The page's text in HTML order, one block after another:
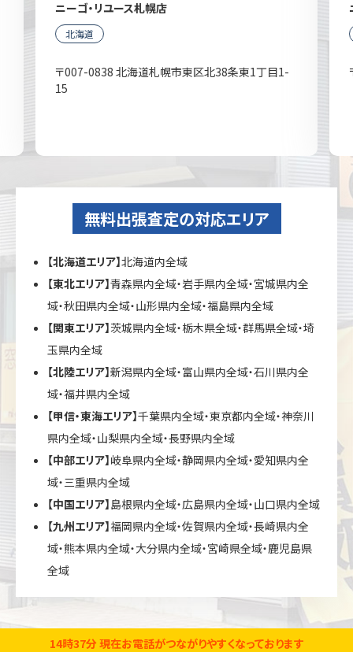
ニーゴ・リユース札幌店
北海道
〒007-0838 北海道札幌市東区北38条東1丁目1-
15
無料出張査定の対応エリア
【北海道エリア】北海道内全域
【東北エリア】青森県内全域・岩手県内全域・宮城県内全
域・秋田県内全域・山形県内全域・福島県内全域
【関東エリア】茨城県内全域・栃木県全域・群馬県全域・埼
玉県内全域
【北陸エリア】新潟県内全域・富山県内全域・石川県内全
域・福井県内全域
【甲信・東海エリア】千葉県内全域・東京都内全域・神奈川
県内全域・山梨県内全域・長野県内全域
【中部エリア】岐阜県内全域・静岡県内全域・愛知県内全
域・三重県内全域
【中国エリア】島根県内全域・広島県内全域・山口県内全域
【九州エリア】福岡県内全域・佐賀県内全域・長崎県内全
域・熊本県内全域・大分県内全域・宮崎県全域・鹿児島県
全域
14時37分 現在お電話がつながりやすくなっております